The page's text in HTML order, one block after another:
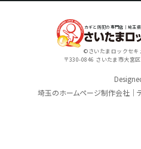
カギと防犯の専門店｜埼玉
©さいたまロックセキ
〒330-0846 さいたま市大宮
埼玉のホームページ制作会社｜テ